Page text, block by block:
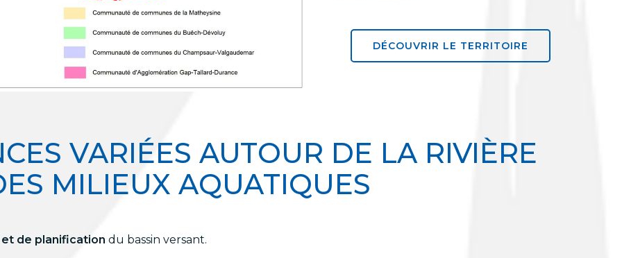
DÉCOUVRIR LE TERRITOIRE
VARIÉES AUTOUR DE LA RIVIÈRE
MILIEUX AQUATIQUES
de planification du bassin versant.